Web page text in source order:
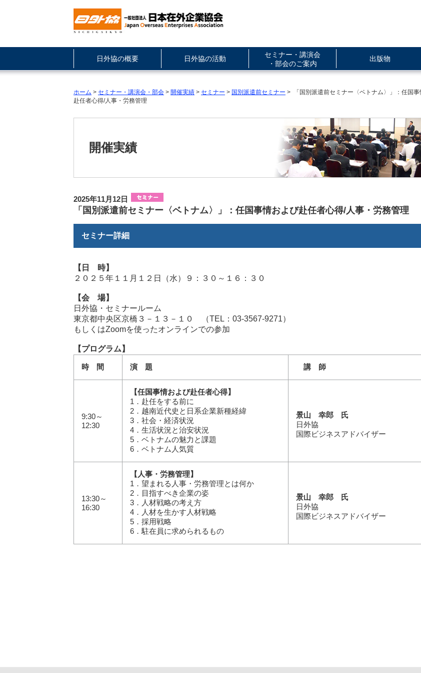
日外協の概要 日外協の活動
セミナー・講演会
・部会のご案内
出版物
ホーム > セミナー・講演会・部会 > 開催実績 > セミナー > 国別派遣前セミナー > 「国別派遣前セミナー〈ベトナム〉」：任国事
赴任者心得/人事・労務管理
開催実績
2025年11月12日
「国別派遣前セミナー〈ベトナム〉」：任国事情および赴任者心得/人事・労務管理
セミナー詳細
【日 時】
２０２５年１１月１２日（水）９：３０～１６：３０
【会 場】
日外協・セミナールーム
東京都中央区京橋３－１３－１０ （TEL：03-3567-9271）
もしくはZoomを使ったオンラインでの参加
【プログラム】
時 間 演 題 講 師
9:30～
12:30
【任国事情および赴任者心得】
1．赴任をする前に
2．越南近代史と日系企業新種経緯
3．社会・経済状況
4．生活状況と治安状況
5．ベトナムの魅力と課題
6．ベトナム人気質
景山 幸郎 氏
日外協
国際ビジネスアドバイザー
13:30～
16:30
【人事・労務管理】
1．望まれる人事・労務管理とは何か
2．目指すべき企業の姿
3．人材戦略の考え方
4．人材を生かす人材戦略
5．採用戦略
6．駐在員に求められるもの
景山 幸郎 氏
日外協
国際ビジネスアドバイザー